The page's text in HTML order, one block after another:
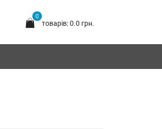
0
товарів: 0.0 грн.